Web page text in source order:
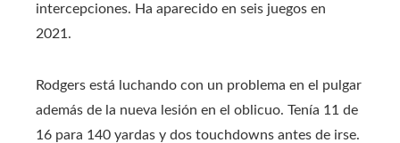
intercepciones. Ha aparecido en seis juegos en
2021.
Rodgers está luchando con un problema en el pulgar
además de la nueva lesión en el oblicuo. Tenía 11 de
16 para 140 yardas y dos touchdowns antes de irse.